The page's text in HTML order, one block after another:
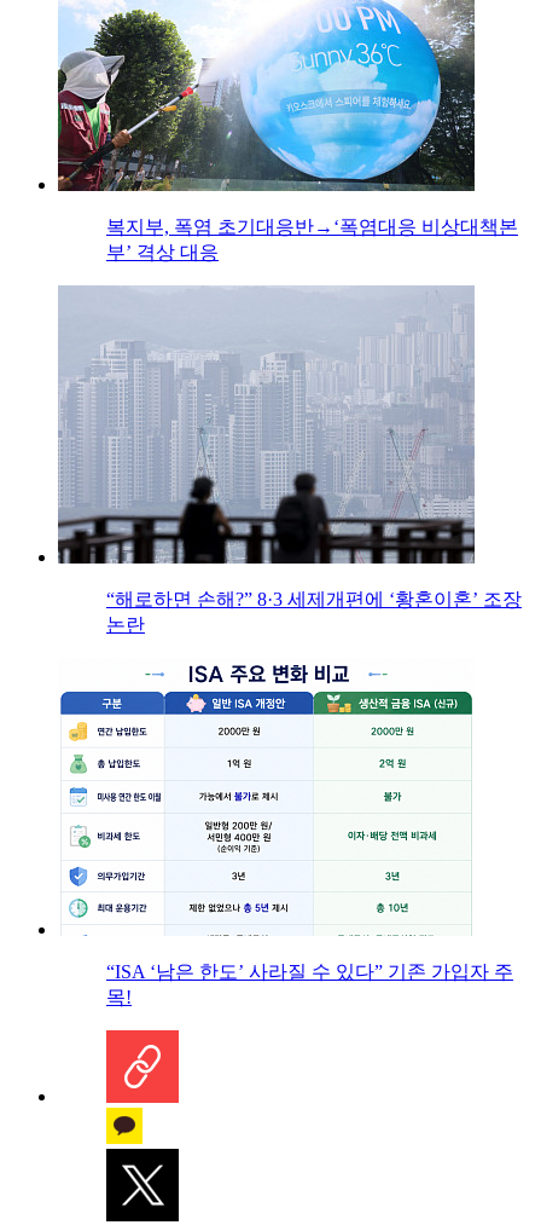
복지부, 폭염 초기대응반→‘폭염대응 비상대책본
부’ 격상 대응
“해로하면 손해?” 8·3 세제개편에 ‘황혼이혼’ 조장
논란
“ISA ‘남은 한도’ 사라질 수 있다” 기존 가입자 주
목!